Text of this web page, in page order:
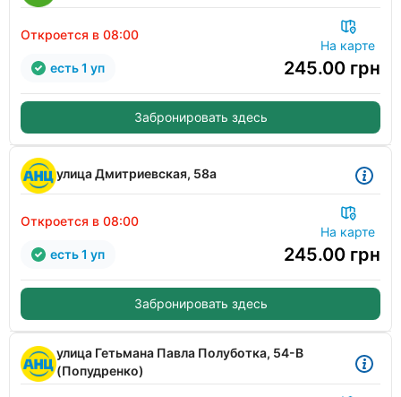
Откроется в 08:00
На карте
245.00 грн
есть 1 уп
Забронировать здесь
улица Дмитриевская, 58а
Откроется в 08:00
На карте
245.00 грн
есть 1 уп
Забронировать здесь
улица Гетьмана Павла Полуботка, 54-В
(Попудренко)